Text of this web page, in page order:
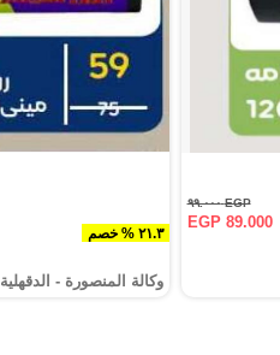
EGP ٩٩.٠٠٠
EGP 89.000
٢١.٣ % خصم
وكالة المنصورة - الدقهلية‎